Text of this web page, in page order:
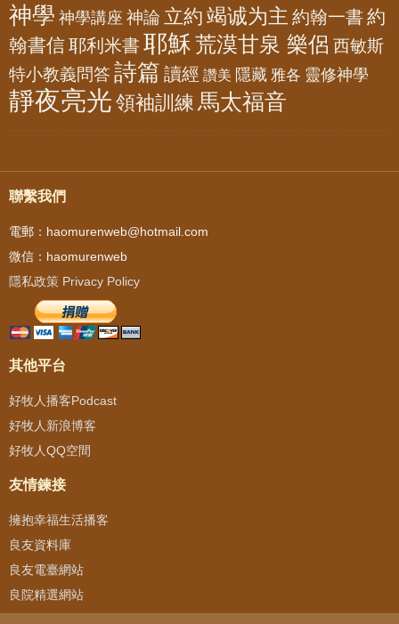
神學 神學講座 神論 立約 竭诚为主 約翰一書 約
翰書信耶利米書 耶穌荒漠甘泉 樂侶 西敏斯
特小教義問答詩篇 讀經 讚美 隱藏 雅各 靈修神學
靜夜亮光 領袖訓練 馬太福音
聯繫我們
電郵：haomurenweb@hotmail.com
微信：haomurenweb
隱私政策 Privacy Policy
其他平台
好牧人播客Podcast
好牧人新浪博客
好牧人QQ空間
友情鍊接
擁抱幸福生活播客
良友資料庫
良友電臺網站
良院精選網站